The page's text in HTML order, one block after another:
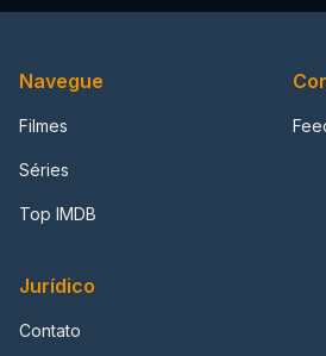
Navegue
Filmes
Séries
Top IMDB
Jurídico
Contato